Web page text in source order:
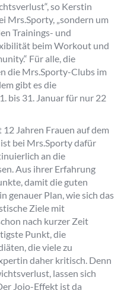
so Kerstin
Mrs.Sporty, „sondern um
Trainings- und
beim Workout und
Für alle, die
die Mrs.Sporty-Clubs im
gibt es die
bis 31. Januar für nur 22
Jahren Frauen auf dem
bei Mrs.Sporty dafür
an die
Aus ihrer Erfahrung
damit die guten
genauer Plan, wie sich das
Ziele mit
nach kurzer Zeit
Punkt, die
die viele zu
daher kritisch. Denn
lassen sich
Jojo-Effekt ist da